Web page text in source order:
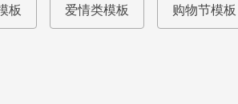
板 爱情类模板 购物节模板